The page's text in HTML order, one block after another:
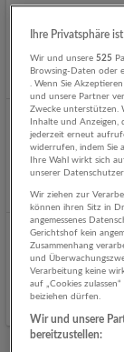
Data
Ihre Privatsphäre
Wir und unsere525
Browsing-Daten oder
. Wenn Sie
und unsere Partner
Zwecke unterstützen.
Inhalte und Anzeigen,
jederzeit erneut
widerrufen, indem Sie
Ihre Wahl wirkt sich
unserer
Wir ziehen zur
können ihren Sitz in
angemessenes
Gerichtshof kein
Zusammenhang
und
Verarbeitung keine
auf „Cookies
beiziehen dürfen.
Wir und unsere
bereitzustellen: